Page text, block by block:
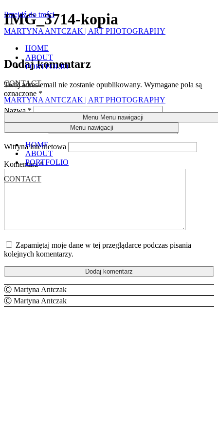
Przejdź do treści
MARTYNA ANTCZAK | ART PHOTOGRAPHY
HOME
ABOUT
PORTFOLIO
CONTACT
MARTYNA ANTCZAK | ART PHOTOGRAPHY
Menu Menu nawigacji
Menu nawigacji
HOME
ABOUT
PORTFOLIO
CONTACT
IMG_3714-kopia
Dodaj komentarz
Twój adres email nie zostanie opublikowany. Wymagane pola są
oznaczone *
Nazwa*
Witryna internetowa
Komentarz*
Zapamiętaj moje dane w tej przeglądarce podczas pisania
kolejnych komentarzy.
Ⓒ Martyna Antczak
Ⓒ Martyna Antczak